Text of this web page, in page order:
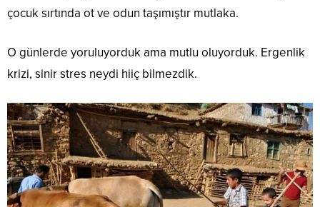
çocuk sırtında ot ve odun taşımıştır mutlaka.
O günlerde yoruluyorduk ama mutlu oluyorduk. Ergenlik
krizi, sinir stres neydi hiiç bilmezdik.